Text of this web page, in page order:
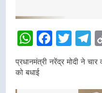
प्रधानमंत्री नरेंद्र मोदी ने
को बधाई